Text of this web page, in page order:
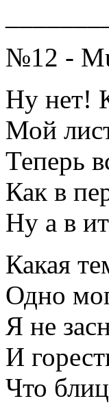
№12 -
Ну нет!
Мой
Теперь
Как в
Ну а в
Какая
Одно
Я не
И
Что